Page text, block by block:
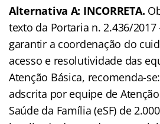
Alternativa A: INCORRETA.
texto da Portaria n. 2.436/
garantir a coordenação do
acesso e resolutividade das
Atenção Básica, recomenda-
adscrita por equipe de
Saúde da Família (eSF) de